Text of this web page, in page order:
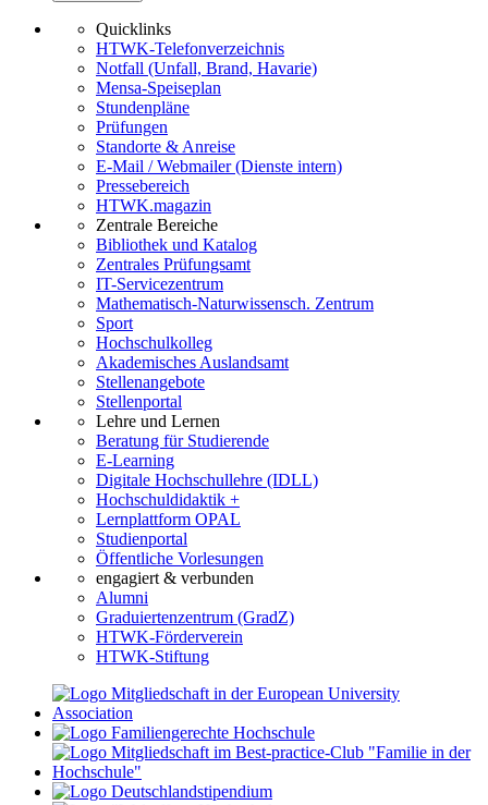
Quicklinks
HTWK-Telefonverzeichnis
Notfall (Unfall, Brand, Havarie)
Mensa-Speiseplan
Stundenpläne
Prüfungen
Standorte & Anreise
E-Mail / Webmailer (Dienste intern)
Pressebereich
HTWK.magazin
Zentrale Bereiche
Bibliothek und Katalog
Zentrales Prüfungsamt
IT-Servicezentrum
Mathematisch-Naturwissensch. Zentrum
Sport
Hochschulkolleg
Akademisches Auslandsamt
Stellenangebote
Stellenportal
Lehre und Lernen
Beratung für Studierende
E-Learning
Digitale Hochschullehre (IDLL)
Hochschuldidaktik +
Lernplattform OPAL
Studienportal
Öffentliche Vorlesungen
engagiert & verbunden
Alumni
Graduiertenzentrum (GradZ)
HTWK-Förderverein
HTWK-Stiftung